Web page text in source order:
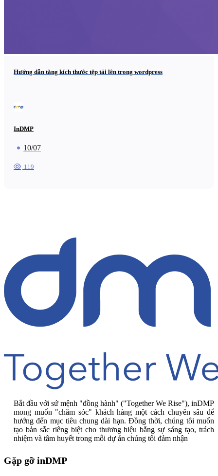
Hướng dẫn tăng kích thước tệp tải lên trong wordpress
InDMP
10/07
119
Bắt đầu với sứ mệnh "đồng hành" ("Together We Rise"), inDMP
mong muốn "chăm sóc" khách hàng một cách chuyên sâu để
hướng đến mục tiêu chung dài hạn. Đồng thời, chúng tôi muốn
tạo bản sắc riêng biệt cho thương hiệu bằng sự sáng tạo, trách
nhiệm và tâm huyết trong mỗi dự án chúng tôi đảm nhận
Gặp gỡ inDMP